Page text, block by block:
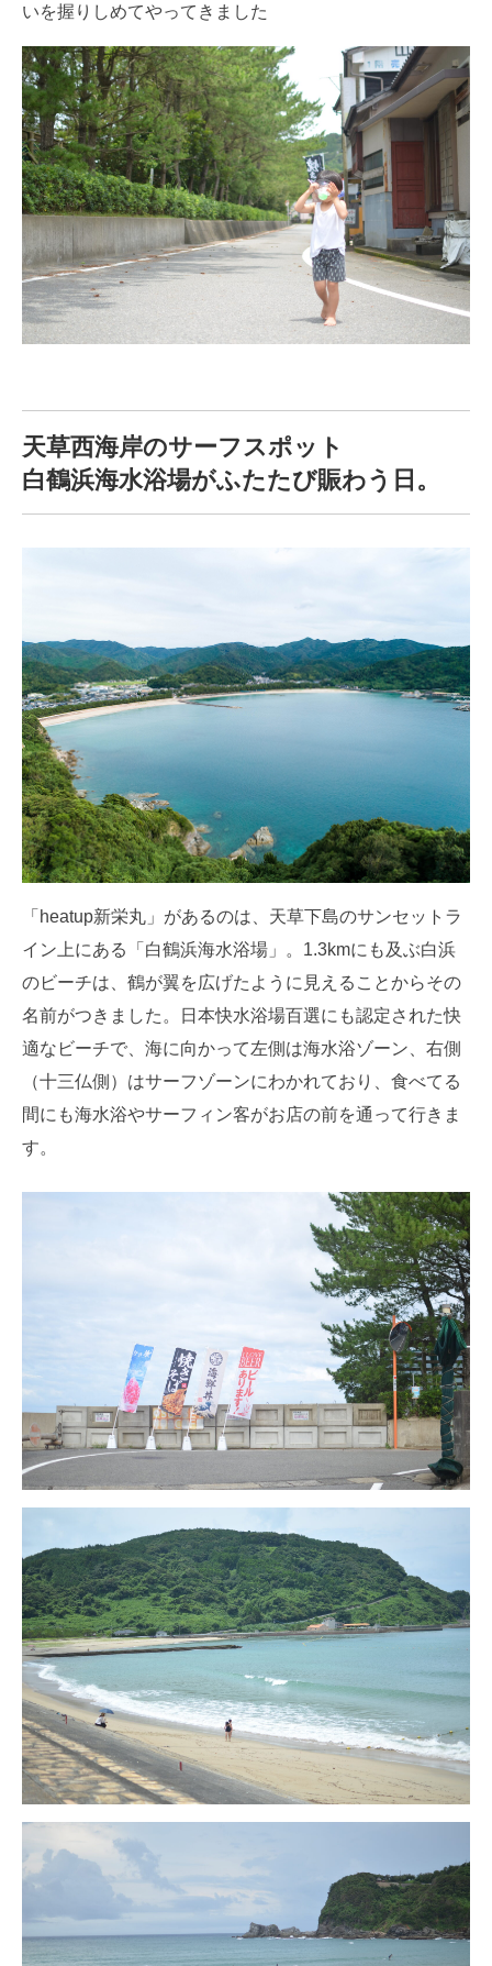
いを握りしめてやってきました
天草西海岸のサーフスポット
白鶴浜海水浴場がふたたび賑わう日。
「heatup新栄丸」があるのは、天草下島のサンセットラ
イン上にある「白鶴浜海水浴場」。1.3kmにも及ぶ白浜
のビーチは、鶴が翼を広げたように見えることからその
名前がつきました。日本快水浴場百選にも認定された快
適なビーチで、海に向かって左側は海水浴ゾーン、右側
（十三仏側）はサーフゾーンにわかれており、食べてる
間にも海水浴やサーフィン客がお店の前を通って行きま
す。